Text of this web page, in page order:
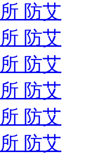
防艾
防艾
防艾
防艾
防艾
防艾